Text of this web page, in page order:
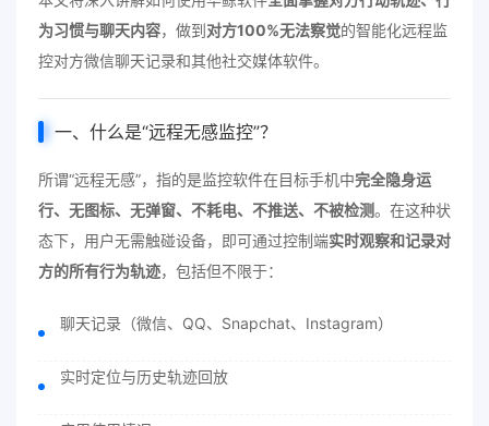
为习惯与聊天内容，做到对方100%无法察觉的智能化远程监
控对方微信聊天记录和其他社交媒体软件。
一、什么是“远程无感监控”？
所谓“远程无感”，指的是监控软件在目标手机中完全隐身运
行、无图标、无弹窗、不耗电、不推送、不被检测。在这种状
态下，用户无需触碰设备，即可通过控制端实时观察和记录对
方的所有行为轨迹，包括但不限于：
聊天记录（微信、QQ、Snapchat、Instagram）
实时定位与历史轨迹回放